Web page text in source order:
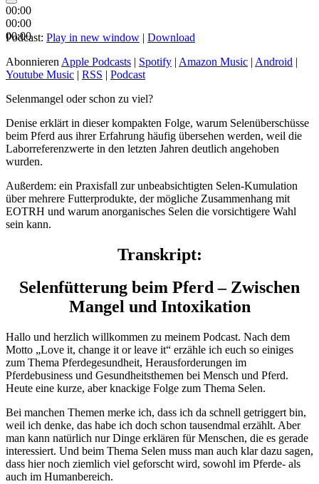
00:00
00:00
00:00
Podcast: Play in new window | Download
Abonnieren Apple Podcasts | Spotify | Amazon Music | Android |
Youtube Music | RSS | Podcast
Selenmangel oder schon zu viel?
Denise erklärt in dieser kompakten Folge, warum Selenüberschüsse
beim Pferd aus ihrer Erfahrung häufig übersehen werden, weil die
Laborreferenzwerte in den letzten Jahren deutlich angehoben
wurden.
Außerdem: ein Praxisfall zur unbeabsichtigten Selen-Kumulation
über mehrere Futterprodukte, der mögliche Zusammenhang mit
EOTRH und warum anorganisches Selen die vorsichtigere Wahl
sein kann.
Transkript:
Selenfütterung beim Pferd – Zwischen
Mangel und Intoxikation
Hallo und herzlich willkommen zu meinem Podcast. Nach dem
Motto „Love it, change it or leave it“ erzähle ich euch so einiges
zum Thema Pferdegesundheit, Herausforderungen im
Pferdebusiness und Gesundheitsthemen bei Mensch und Pferd.
Heute eine kurze, aber knackige Folge zum Thema Selen.
Bei manchen Themen merke ich, dass ich da schnell getriggert bin,
weil ich denke, das habe ich doch schon tausendmal erzählt. Aber
man kann natürlich nur Dinge erklären für Menschen, die es gerade
interessiert. Und beim Thema Selen muss man auch klar dazu sagen,
dass hier noch ziemlich viel geforscht wird, sowohl im Pferde- als
auch im Humanbereich.